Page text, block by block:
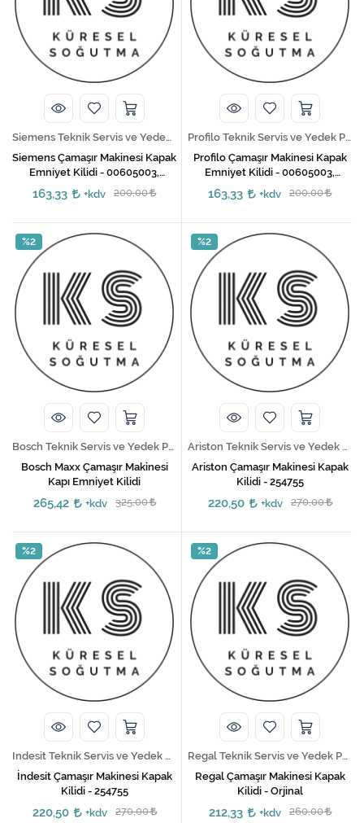
Şofben ve Termosifon
Siemens Teknik Servis ve Yedek Parça Hizmetleri
Siemens Çamaşır Makinesi Kapak
Emniyet Kilidi - 00605003,
00610682, 00610147
163,33 +kdv 200,00
Profilo Teknik Servis ve Yedek Parça Hizmetleri
Profilo Çamaşır Makinesi Kapak
Emniyet Kilidi - 00605003,
00610682, 00610147
163,33 +kdv 200,00
%2
Bosch Teknik Servis ve Yedek Parça Hizmetleri
Bosch Maxx Çamaşır Makinesi
Kapı Emniyet Kilidi
265,42 +kdv 325,00
%2
Ariston Teknik Servis ve Yedek Parça Hizmetleri
Ariston Çamaşır Makinesi Kapak
Kilidi - 254755
220,50 +kdv 270,00
%2
Indesit Teknik Servis ve Yedek Parça Hizmetleri
İndesit Çamaşır Makinesi Kapak
Kilidi - 254755
220,50 +kdv 270,00
%2
Regal Teknik Servis ve Yedek Parça Hizmetleri
Regal Çamaşır Makinesi Kapak
Kilidi - Orjinal
212,33 +kdv 260,00